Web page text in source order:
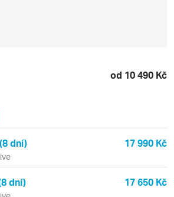
od 10 490 Kč
dní) 17 990 Kč
dní) 17 650 Kč